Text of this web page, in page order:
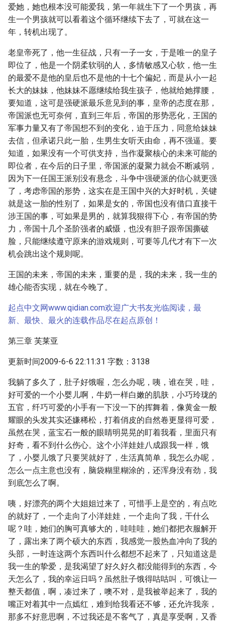
爱她，她也根本没可能爱我，第一年就生下了一个男孩，再
生一个男孩就可以看着这个循环继续下去了，可就在这一
年，转机出现了。
老皇帝死了，他一生征战，只有一子一女，于是唯一的皇子
即位了，他是一个阴柔软弱的人，多情敏感又心软，他一生
的最爱不是他的皇后也不是他的十七个偏妃，而是从小一起
长大的妹妹，他妹妹不愿继续给我生孩子，他就给她撑腰，
要知道，这可是强硬派最乐意见到的事，皇帝的态度在那，
帝国派也无可奈何，直到三年后，帝国的形势恶化，王国的
军事力量又有了帝国想不到的变化，迫于压力，同意给妹妹
去信，但承诺只此一胎，生男生女听天由命，再不强逼。要
知道，如果没有一个可供支持，当作凝聚核心的未来可能的
即位者，在今后的日子里，帝国派的凝聚力就会不断减弱，
因为下一任国王派别没有悬念，斗争中强硬派的信心就更强
了，考虑帝国的形势，这实在是王国中兴的大好时机，关键
就是这一胎的性别了，如果是女的，帝国也没有借口直接干
涉王国的事，可如果是男的，就算我狠得下心，有帝国的势
力，帝国十几个圣阶强者的威慑，也没有胆子跟帝国撕破
脸，只能继续遵守原来的游戏规则，可要等几代才有下一次
机会跳出这个规则呢。
王国的未来，帝国的未来，重要的是，我的未来，我一生的
雄心能否实现，就在今晚了。
起点中文网www.qidian.com欢迎广大书友光临阅读，最
新、最快、最火的连载作品尽在起点原创！
第三章 芙莱亚
更新时间2009-6-6 22:11:31 字数：3138
我躺了多久了，肚子好饿喔，怎么办呢，咦，谁在哭，哇，
好可爱的一个小婴儿啊，牛奶一样白嫩的肌肤，小巧玲珑的
五官，纤巧可爱的小手有一下没一下的挥舞着，像黄金一般
耀眼的头发其实还嫌稀松，打着俏皮的自然卷更显得可爱，
虽然在哭，蓝宝石一般的眼睛明晃晃的盯着我看，里面只有
好奇，看不到什么伤心。这个小洋娃娃八成跟我一样，饿
了，小婴儿饿了只要哭就好了，生活真简单，我怎么办呢，
怎么一点主意也没有，脑袋糊里糊涂的，还浑身没有劲，我
到底怎么了啊。
咦，好漂亮的两个大姐姐过来了，可惜手上是空的，有点吃
的就好了，一个走向了小洋娃娃，一个走向了我，干什么
呢？哇，她们的胸可真够大的，哇哇哇，她们都把衣服解开
了，露出来了两个硕大的东西，我感觉一股热血冲向了我的
头部，一时连这两个东西叫什么都想不起来了，只知道这是
我一生的挚爱，是我渴望了好久好久都没能得到的东西，今
天怎么了，我的幸运日吗？虽然肚子饿得咕咕叫，可饿让一
整天都值，啊，凑过来了，噢不对，是我被举起来了，我的
嘴正对着其中一点嫣红，难到给我看还不够，还允许我亲，
那多不好意思啊，不过我还是不客气了，真是享受啊，又香